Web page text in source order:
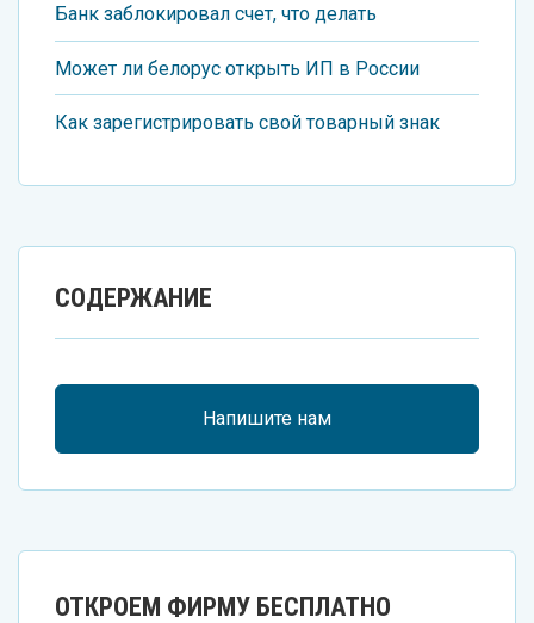
Банк заблокировал счет, что делать
Может ли белорус открыть ИП в России
Как зарегистрировать свой товарный знак
СОДЕРЖАНИЕ
Напишите нам
ОТКРОЕМ ФИРМУ БЕСПЛАТНО